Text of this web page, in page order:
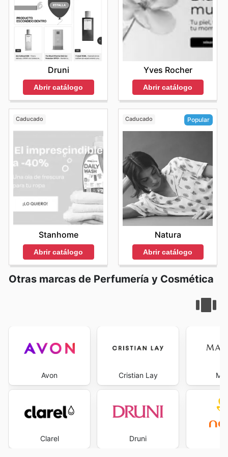
únicas que pueden marcar la diferencia en sus
compras. La Casa Del Peluquero se compromete a
ofrecer una experiencia de compra fluida y gratificante,
donde el acceso a la información sobre sus
La Casa Del
Peluquero sales
sea tan sencillo como navegar por sus
páginas. Visit La Casa Del Peluquero's website today to
explore the best deals and start saving now.
Druni
Abrir catálogo
Yves Rocher
Abrir catálogo
Caducado
Stanhome
Abrir catálogo
Caducado Popular
Natura
Abrir catálogo
Otras marcas de Perfumería y Cosmética
Avon
Clarel
Cristian Lay
Druni